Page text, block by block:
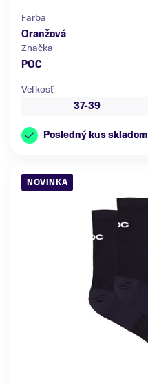
Farba
Oranžová
Značka
POC
Veľkosť
37-39
Posledný kus skladom
NOVINKA